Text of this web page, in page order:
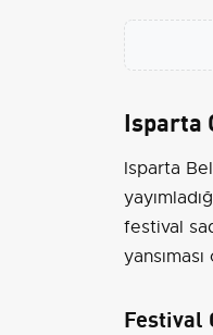
Isparta
Isparta
festival
Festival